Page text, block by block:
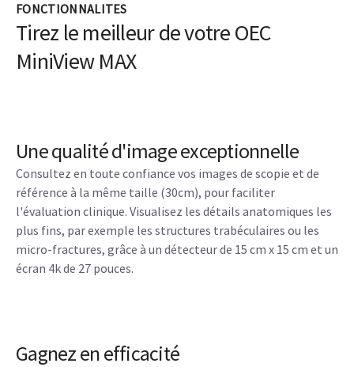
FONCTIONNALITES
Tirez le meilleur de votre OEC
MiniView MAX
Une qualité d'image exceptionnelle
Consultez en toute confiance vos images de scopie et de
référence à la même taille (30cm), pour faciliter
l'évaluation clinique. Visualisez les détails anatomiques les
plus fins, par exemple les structures trabéculaires ou les
micro-fractures, grâce à un détecteur de 15 cm x 15 cm et un
écran 4k de 27 pouces.
Gagnez en efficacité